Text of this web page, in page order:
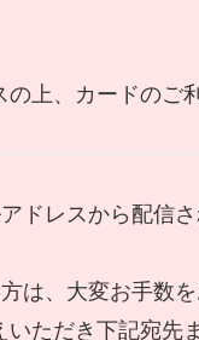
上、カードのご
ドレスから配信
は、大変お手数
ただき下記宛先